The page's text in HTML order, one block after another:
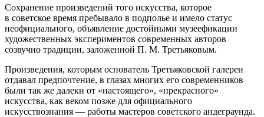
Сохранение произведений того искусства, которое
в советское время пребывало в подполье и имело статус
неофициального, объявление достойными музеефикации
художественных экспериментов современных авторов
созвучно традиции, заложенной П. М. Третьяковым.
Произведения, которым основатель Третьяковской галереи
отдавал предпочтение, в глазах многих его современников
были так же далеки от «настоящего», «прекрасного»
искусства, как веком позже для официального
искусствознания — работы мастеров советского андеграунда.